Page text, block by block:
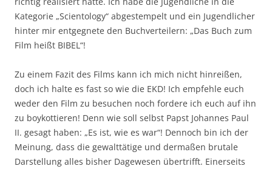
Kategorie „Scientology“ abgestempelt und ein Jugendlicher
hinter mir entgegnete den Buchverteilern: „Das Buch zum
Film heißt BIBEL“!
Zu einem Fazit des Films kann ich mich nicht hinreißen,
doch ich halte es fast so wie die EKD! Ich empfehle euch
weder den Film zu besuchen noch fordere ich euch auf ihn
zu boykottieren! Denn wie soll selbst Papst Johannes Paul
II. gesagt haben: „Es ist, wie es war“! Dennoch bin ich der
Meinung, dass die gewalttätige und dermaßen brutale
Darstellung alles bisher Dagewesen übertrifft. Einerseits